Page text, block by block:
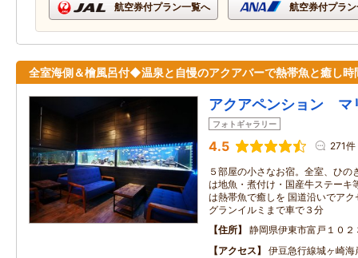
航空券付プラン一覧へ 航空券付プラ
全室海側＆檜風呂付◆温泉と自慢のアクアバーで熱帯魚と癒し時
アクアペンション マ
フォトギャラリー
4.5 271件
５部屋の小さなお宿。全室、ひの
は地魚・煮付け・国産牛ステーキ
は熱帯魚で癒しを 国道沿いでア
グランイルミまで車で３分
住所
静岡県伊東市富戸１０２
アクセス
伊豆急行線城ヶ崎